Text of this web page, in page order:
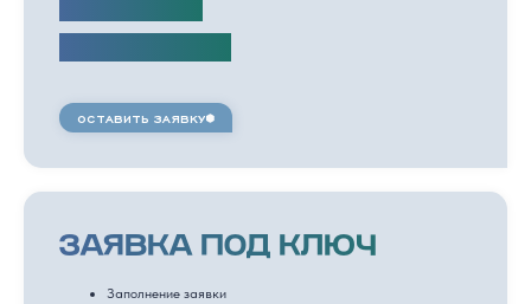
ОСТАВИТЬ ЗАЯВКУ
ЗАЯВКА ПОД КЛЮЧ
Заполнение заявки